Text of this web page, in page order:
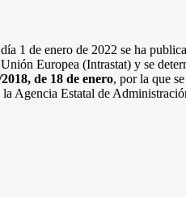
1 de enero de 2022 se ha
Europea (Intrastat) y se
de 18 de enero, por la que
Agencia Estatal de